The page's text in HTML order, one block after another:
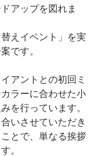
アップを図れま
えイベント」を実
です。
アントとの初回ミ
ラーに合わせた小
を行っています。
いさせていただき
とで、単なる挨拶
。